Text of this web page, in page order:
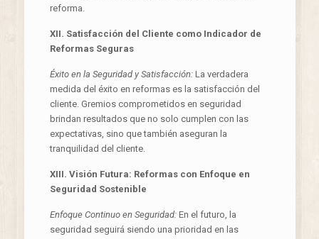
reforma.
XII. Satisfacción del Cliente como Indicador de
Reformas Seguras
Éxito en la Seguridad y Satisfacción:La verdadera
medida del éxito en reformas es la satisfacción del
cliente. Gremios comprometidos en seguridad
brindan resultados que no solo cumplen con las
expectativas, sino que también aseguran la
tranquilidad del cliente.
XIII. Visión Futura: Reformas con Enfoque en
Seguridad Sostenible
Enfoque Continuo en Seguridad:En el futuro, la
seguridad seguirá siendo una prioridad en las